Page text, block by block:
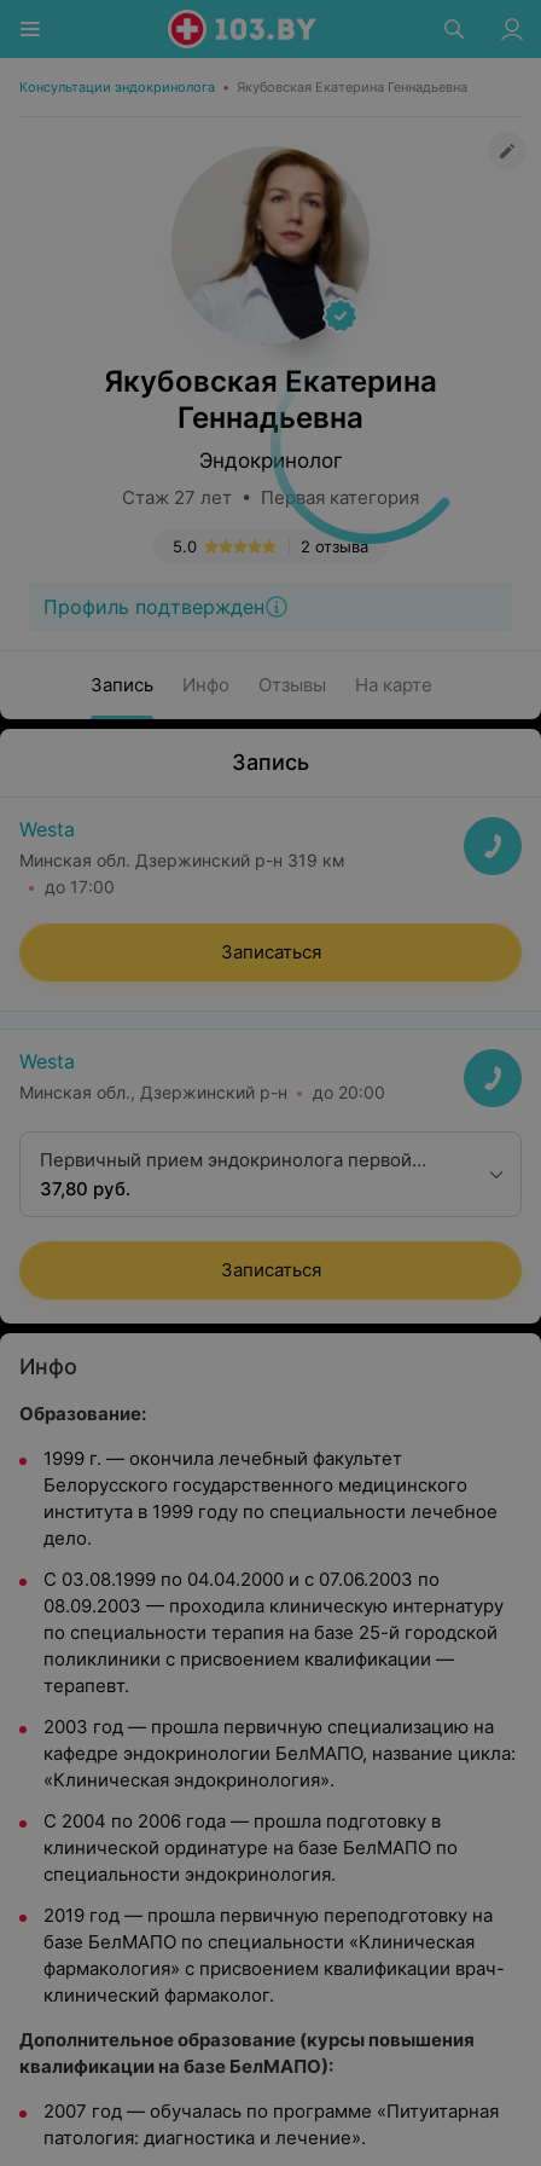
Консультации эндокринолога • Якубовская Екатерина Геннадьевна
Якубовская Екатерина
Геннадьевна
Эндокринолог
Стаж 27 лет • Первая категория
2 отзыва
5.0
Профиль подтвержден
Запись Инфо Отзывы На карте
Запись
Westa
Минская обл. Дзержинский р-н 319 км
до 17:00
Записаться
Westa
Минская обл., Дзержинский р-н до 20:00
Первичный прием эндокринолога первой
квалификационной категории
37,80 руб.
Записаться
Инфо
Образование:
1999 г. — окончила лечебный факультет
Белорусского государственного медицинского
института в 1999 году по специальности лечебное
дело.
С 03.08.1999 по 04.04.2000 и с 07.06.2003 по
08.09.2003 — проходила клиническую интернатуру
по специальности терапия на базе 25-й городской
поликлиники с присвоением квалификации —
терапевт.
2003 год — прошла первичную специализацию на
кафедре эндокринологии БелМАПО, название цикла:
«Клиническая эндокринология».
С 2004 по 2006 года — прошла подготовку в
клинической ординатуре на базе БелМАПО по
специальности эндокринология.
2019 год — прошла первичную переподготовку на
базе БелМАПО по специальности «Клиническая
фармакология» с присвоением квалификации врач-
клинический фармаколог.
Дополнительное образование (курсы повышения
квалификации на базе БелМАПО):
2007 год — обучалась по программе «Питуитарная
патология: диагностика и лечение».